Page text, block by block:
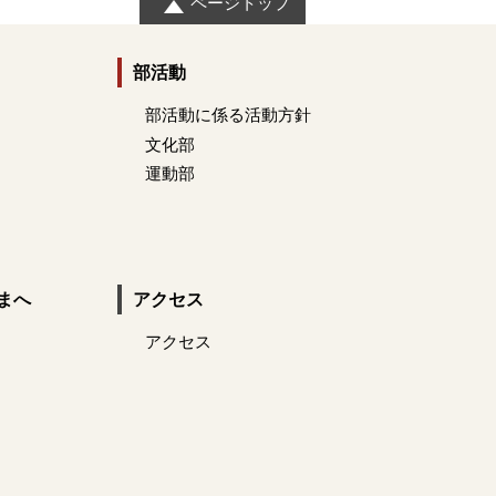
部活動
部活動に係る活動方針
文化部
運動部
へ アクセス
アクセス